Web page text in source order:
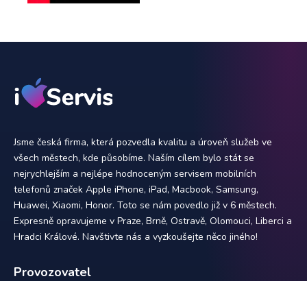
Jsme česká firma, která pozvedla kvalitu a úroveň služeb ve
všech městech, kde působíme. Naším cílem bylo stát se
nejrychlejším a nejlépe hodnoceným servisem mobilních
telefonů značek Apple iPhone, iPad, Macbook, Samsung,
Huawei, Xiaomi, Honor. Toto se nám povedlo již v 6 městech.
Expresně opravujeme v Praze, Brně, Ostravě, Olomouci, Liberci a
Hradci Králové. Navštivte nás a vyzkoušejte něco jiného!
Provozovatel